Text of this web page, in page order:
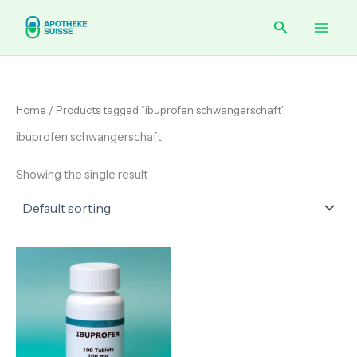
content
Search
Home / Products tagged “ibuprofen schwangerschaft”
ibuprofen schwangerschaft
Showing the single result
range:
through
€ 170.00